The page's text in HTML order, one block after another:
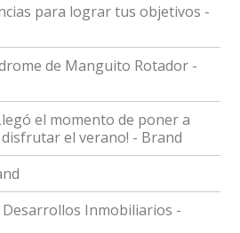
para lograr tus objetivos -
de Manguito Rotador -
el momento de poner a
el verano! - Brand
Desarrollos Inmobiliarios -